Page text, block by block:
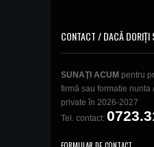
CONTACT / DACĂ DORIȚI
SUNAŢI ACUM pentru
firmă sau formatie nunta
private în 2026-2027
Tel. contact: